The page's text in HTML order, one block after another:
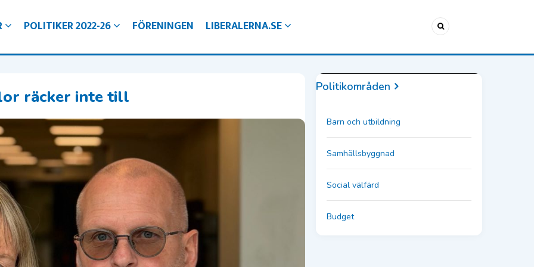
POLITIKER 2022-26 FÖRENINGEN LIBERALERNA.SE
räcker inte till Politikområden
Barn och utbildning
Samhällsbyggnad
Social välfärd
Budget